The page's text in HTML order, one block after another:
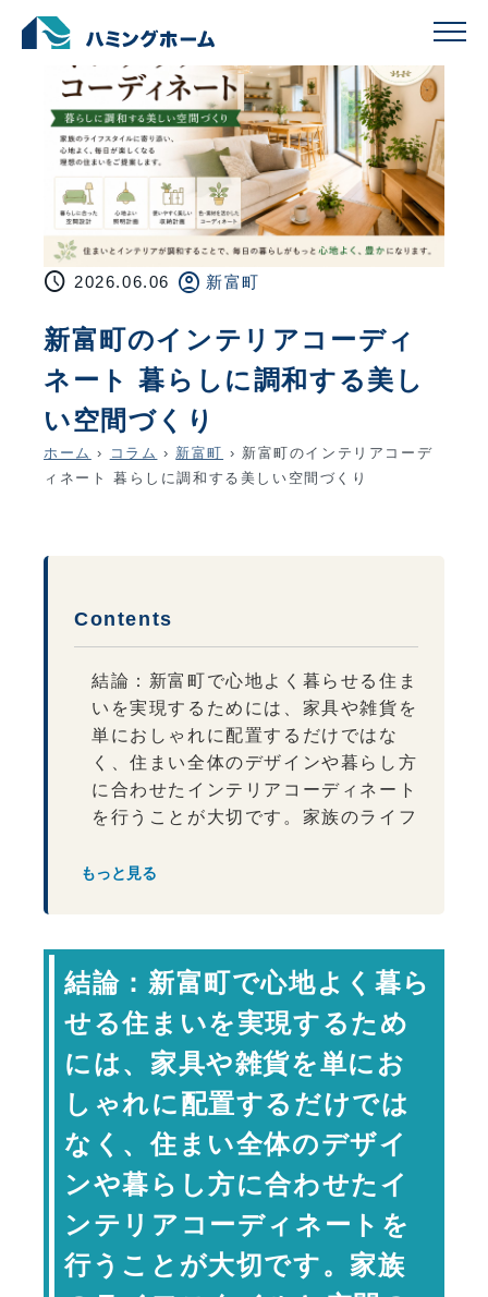
schedule 2026.06.06 account_circle 新富町
新富町のインテリアコーディ
ネート 暮らしに調和する美し
い空間づくり
ホーム › コラム › 新富町 › 新富町のインテリアコーデ
ィネート 暮らしに調和する美しい空間づくり
Contents
結論：新富町で心地よく暮らせる住ま
いを実現するためには、家具や雑貨を
単におしゃれに配置するだけではな
く、住まい全体のデザインや暮らし方
に合わせたインテリアコーディネート
を行うことが大切です。家族のライフ
で、毎日の暮らしがより快適で豊かな
新富町の住環境とインテリアの関係
新富町の住環境とインテリア計
画
色の統一感が空間の印象を決める
家具選びは見た目よりも暮らしやすさ
が大切
照明計画で空間の心地良さは大きく変
わる
収納計画もインテリアの一部として考
える
もっと見る
結論：新富町で心地よく暮ら
せる住まいを実現するため
には、家具や雑貨を単にお
しゃれに配置するだけでは
なく、住まい全体のデザイ
ンや暮らし方に合わせたイ
ンテリアコーディネートを
行うことが大切です。家族